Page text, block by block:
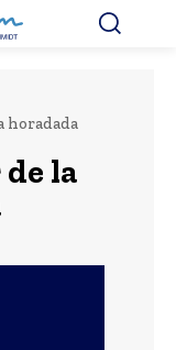
horadada
la